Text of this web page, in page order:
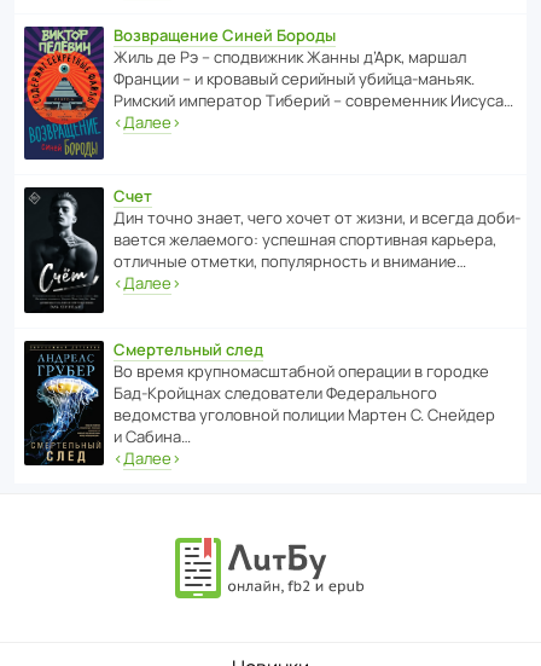
Возвращение Синей Бороды
Жиль де Рэ – спод­ви­жник Жанны д’Арк, маршал
Франции – и кровавый серийный убийца-маньяк.
Римский импе­ратор Тиберий – совре­менник Иисуса…
‹Далее›
Счет
Дин точно знает, чего хочет от жизни, и всегда доби­
ва­ется жела­е­мого: успе­шная спор­ти­вная карьера,
отли­чные отметки, попу­ля­р­ность и внимание…
‹Далее›
Смертельный след
Во время круп­но­мас­ш­та­бной операции в городке
Бад‑Крой­цнах следо­ва­тели Феде­раль­ного
ведомства уголо­вной полиции Мартен С. Снейдер
и Сабина…
‹Далее›